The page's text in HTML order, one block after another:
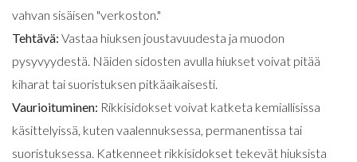
vahvan sisäisen "verkoston."
Tehtävä: Vastaa hiuksen joustavuudesta ja muodon
pysyvyydestä. Näiden sidosten avulla hiukset voivat pitää
kiharat tai suoristuksen pitkäaikaisesti.
Vaurioituminen: Rikkisidokset voivat katketa kemiallisissa
käsittelyissä, kuten vaalennuksessa, permanentissa tai
suoristuksessa. Katkenneet rikkisidokset tekevät hiuksista